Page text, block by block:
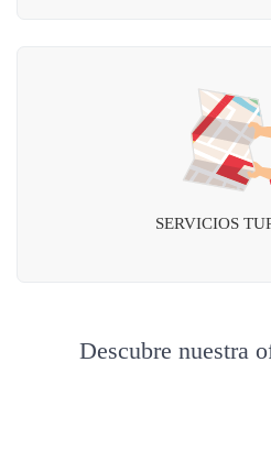
SERVICIOS
Descubre nuestra